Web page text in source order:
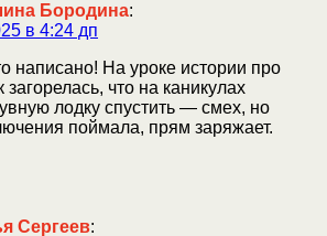
Бородина:
в 4:24 дп
написано! На уроке истории про
что на каникулах
лодку спустить — смех, но
поймала, прям заряжает.
Сергеев: